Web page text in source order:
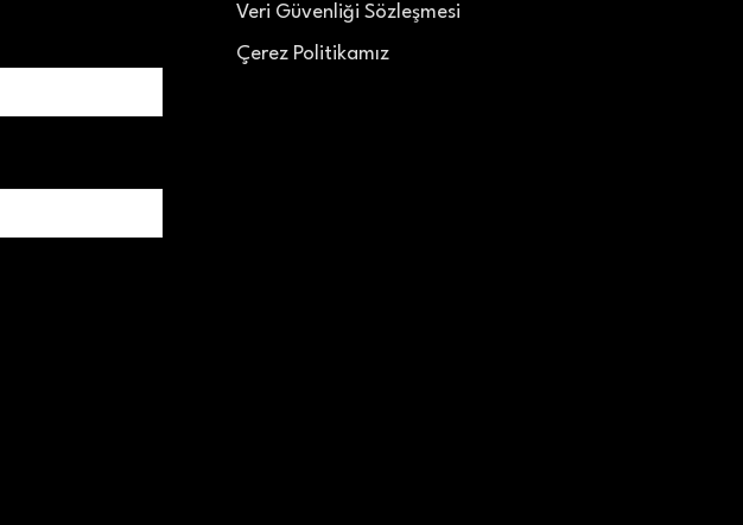
Veri Güvenliği Sözleşmesi
Çerez Politikamız